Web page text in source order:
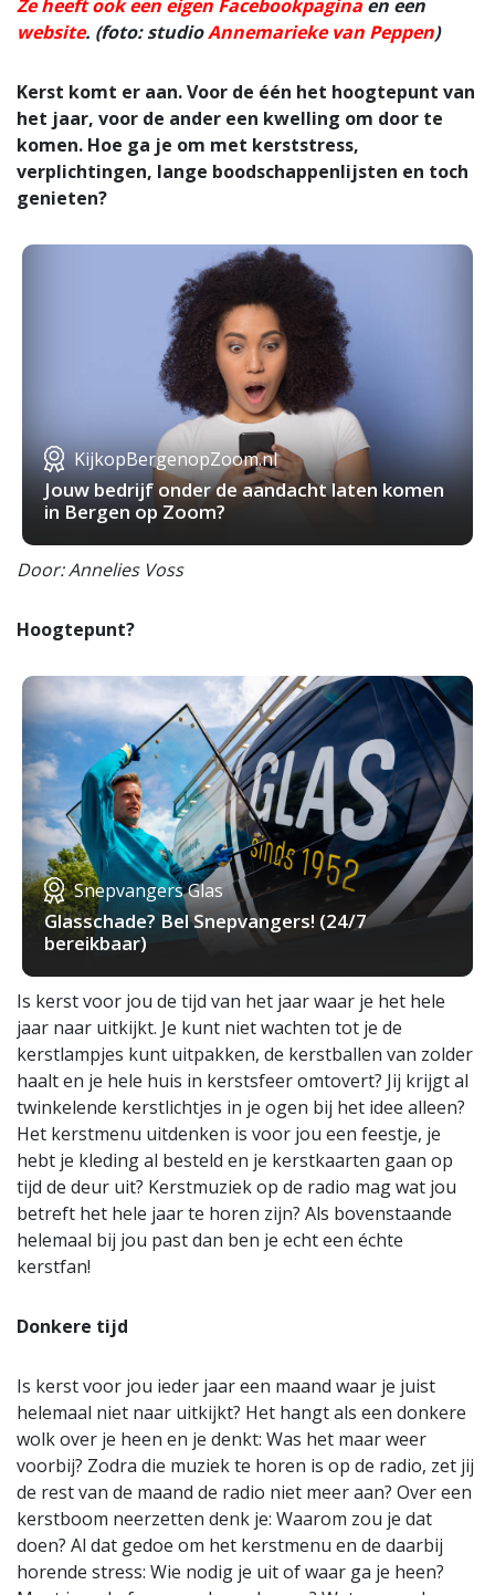
Ze heeft ook een eigen Facebookpagina en een
website. (foto: studioAnnemarieke van Peppen)
Kerst komt er aan. Voor de één het hoogtepunt van
het jaar, voor de ander een kwelling om door te
komen. Hoe ga je om met kerststress,
verplichtingen, lange boodschappenlijsten en toch
genieten?
KijkopBergenopZoom.nl
Jouw bedrijf onder de aandacht laten komen
in Bergen op Zoom?
Door: Annelies Voss
Hoogtepunt?
Snepvangers Glas
Glasschade? Bel Snepvangers! (24/7
bereikbaar)
Is kerst voor jou de tijd van het jaar waar je het hele
jaar naar uitkijkt. Je kunt niet wachten tot je de
kerstlampjes kunt uitpakken, de kerstballen van zolder
haalt en je hele huis in kerstsfeer omtovert? Jij krijgt al
twinkelende kerstlichtjes in je ogen bij het idee alleen?
Het kerstmenu uitdenken is voor jou een feestje, je
hebt je kleding al besteld en je kerstkaarten gaan op
tijd de deur uit? Kerstmuziek op de radio mag wat jou
betreft het hele jaar te horen zijn? Als bovenstaande
helemaal bij jou past dan ben je echt een échte
kerstfan!
Donkere tijd
Is kerst voor jou ieder jaar een maand waar je juist
helemaal niet naar uitkijkt? Het hangt als een donkere
wolk over je heen en je denkt: Was het maar weer
voorbij? Zodra die muziek te horen is op de radio, zet jij
de rest van de maand de radio niet meer aan? Over een
kerstboom neerzetten denk je: Waarom zou je dat
doen? Al dat gedoe om het kerstmenu en de daarbij
horende stress: Wie nodig je uit of waar ga je heen?